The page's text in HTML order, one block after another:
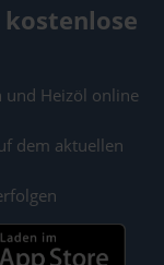
kostenlose
und Heizöl online
dem aktuellen